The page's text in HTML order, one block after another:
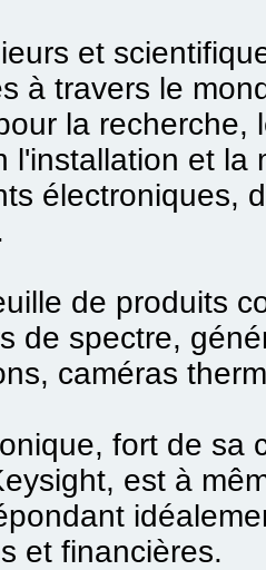
et
à travers le
la recherche,
l'installation et la
électroniques,
de produits
de spectre,
caméras
fort de sa
est à
et financières.